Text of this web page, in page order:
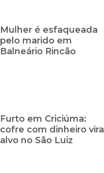
Mulher é esfaqueada
pelo marido em
Balneário Rincão
Furto em Criciúma:
cofre com dinheiro vira
alvo no São Luiz